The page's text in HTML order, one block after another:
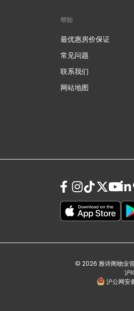
帮助
最优惠房价保证
常见问题
联系我们
网站地图
© 2026 雅诗阁物业
沪
沪公网安